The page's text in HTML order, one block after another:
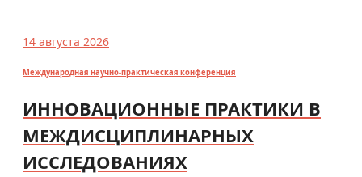
14 августа 2026
Международная научно-практическая конференция
ИННОВАЦИОННЫЕ ПРАКТИКИ В
МЕЖДИСЦИПЛИНАРНЫХ
ИССЛЕДОВАНИЯХ